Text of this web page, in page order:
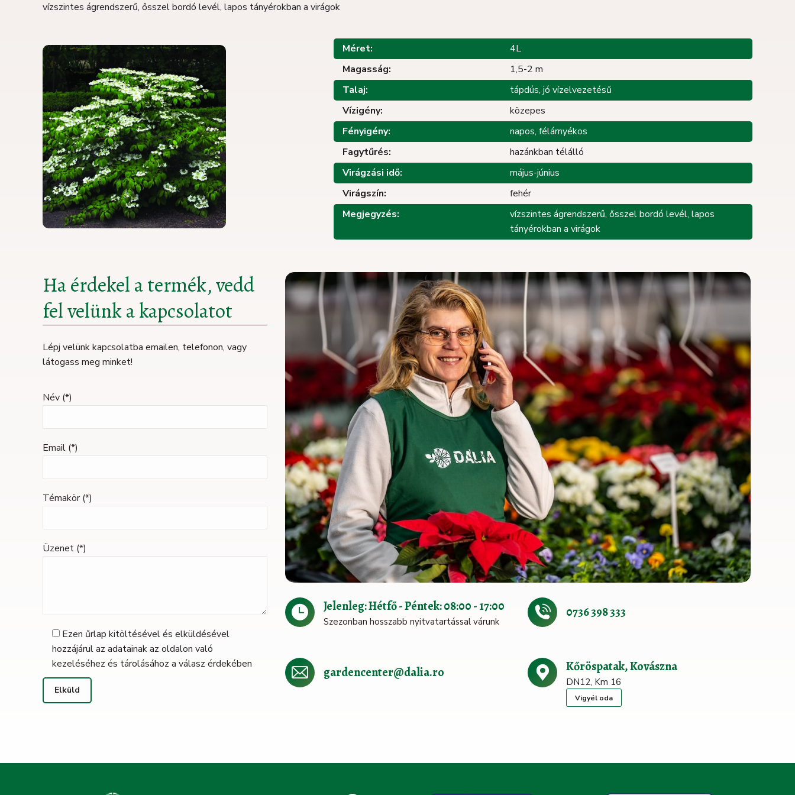
vízszintes ágrendszerű, ősszel bordó levél, lapos tányérokban a virágok
Méret:
4L
Magasság:
1,5-2 m
Talaj:
tápdús, jó vízelvezetésű
Vízigény:
közepes
Fényigény:
napos, félárnyékos
Fagytűrés:
hazánkban télálló
Virágzási idő:
május-június
Virágszín:
fehér
Megjegyzés:
vízszintes ágrendszerű, ősszel bordó levél, lapos
tányérokban a virágok
Ha érdekel a termék, vedd
fel velünk a kapcsolatot
Lépj velünk kapcsolatba emailen, telefonon, vagy
látogass meg minket!
Név (*)
Email (*)
Témakör (*)
Üzenet (*)
Ezen űrlap kitöltésével és elküldésével
hozzájárul az adatainak az oldalon való
kezeléséhez és tárolásához a válasz érdekében
Jelenleg: Hétfő - Péntek: 08:00 - 17:00
Szezonban hosszabb nyitvatartással várunk
0736 398 333
gardencenter@dalia.ro Kőröspatak, Kovászna
DN12, Km 16
Vigyél oda